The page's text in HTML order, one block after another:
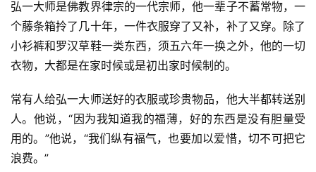
艺
术
政
法
规
免
弘一大师是佛教界律宗的一代宗师，他一辈子不蓄常物，一
个藤条箱拎了几十年，一件衣服穿了又补，补了又穿。除了
小衫裤和罗汉草鞋一类东西，须五六年一换之外，他的一切
衣物，大都是在家时候或是初出家时候制的。
常有人给弘一大师送好的衣服或珍贵物品，他大半都转送别
人。他说，“因为我知道我的福薄，好的东西是没有胆量受
用的。”他说，“我们纵有福气，也要加以爱惜，切不可把它
浪费。”